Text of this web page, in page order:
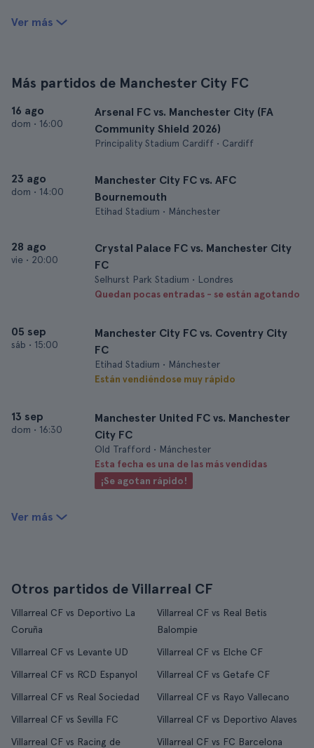
Ver más
Más partidos de Manchester City FC
16 ago
dom • 16:00
Arsenal FC vs. Manchester City (FA
Community Shield 2026)
Principality Stadium Cardiff • Cardiff
23 ago
dom • 14:00
Manchester City FC vs. AFC
Bournemouth
Etihad Stadium • Mánchester
28 ago
vie • 20:00
Crystal Palace FC vs. Manchester City
FC
Selhurst Park Stadium • Londres
Quedan pocas entradas - se están agotando
05 sep
sáb • 15:00
Manchester City FC vs. Coventry City
FC
Etihad Stadium • Mánchester
Están vendiéndose muy rápido
13 sep
dom • 16:30
Manchester United FC vs. Manchester
City FC
Old Trafford • Mánchester
Esta fecha es una de las más vendidas
¡Se agotan rápido!
Ver más
Otros partidos de Villarreal CF
Villarreal CF vs Deportivo La
Coruña
Villarreal CF vs Real Betis
Balompie
Villarreal CF vs Levante UD
Villarreal CF vs Elche CF
Villarreal CF vs RCD Espanyol
Villarreal CF vs Getafe CF
Villarreal CF vs Real Sociedad
Villarreal CF vs Rayo Vallecano
Villarreal CF vs Sevilla FC
Villarreal CF vs Deportivo Alaves
Villarreal CF vs Racing de
Villarreal CF vs FC Barcelona